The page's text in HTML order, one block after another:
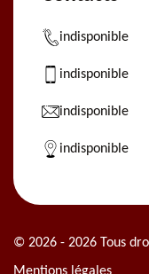
indisponible
indisponible
indisponible
indisponible
© 2026 - 2026 Tous